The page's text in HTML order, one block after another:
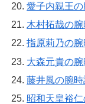
愛子内親王
木村拓哉の腕
指原莉乃の腕
大森元貴の腕
藤井風の腕時
昭和天皇裕